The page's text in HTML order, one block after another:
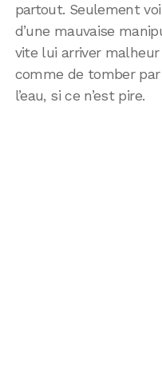
partout. Seulement
d’une mauvaise
vite lui arriver malheur
comme de tomber
l’eau, si ce n’est pire.